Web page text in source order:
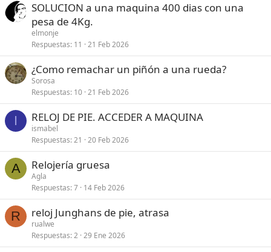
SOLUCION a una maquina 400 dias con una
pesa de 4Kg.
elmonje
Respuestas 11 21 Feb 2026
¿Como remachar un piñón a una rueda?
Sorosa
Respuestas 10 21 Feb 2026
I RELOJ DE PIE. ACCEDER A MAQUINA
ismabel
Respuestas 21 20 Feb 2026
A Relojería gruesa
Agla
Respuestas 7 14 Feb 2026
R reloj Junghans de pie, atrasa
rualwe
Respuestas 2 29 Ene 2026